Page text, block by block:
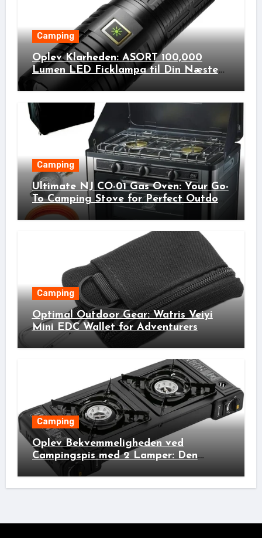
Camping
Oplev Klarheden: ASORT 100,000
Lumen LED Ficklampa til Din Næste
Udendørs Eventyr!
Camping
Ultimate NJ CO-01 Gas Oven: Your Go-
To Camping Stove for Perfect Outdoor
Cooking!
Camping
Optimal Outdoor Gear: Watris Veiyi
Mini EDC Wallet for Adventurers
Camping
Oplev Bekvemmeligheden ved
Campingspis med 2 Lamper: Den
Ideelle Bivakpartner!